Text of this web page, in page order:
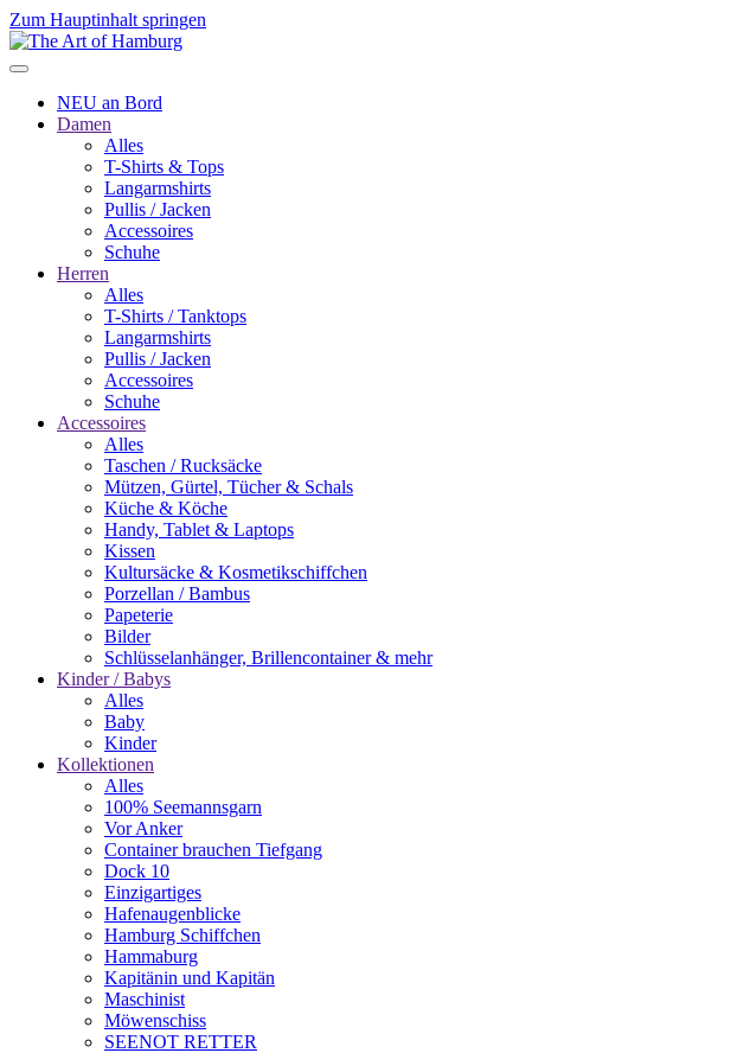
Zum Hauptinhalt springen
NEU an Bord
Damen
Alles
T-Shirts & Tops
Langarmshirts
Pullis / Jacken
Accessoires
Schuhe
Herren
Alles
T-Shirts / Tanktops
Langarmshirts
Pullis / Jacken
Accessoires
Schuhe
Accessoires
Alles
Taschen / Rucksäcke
Mützen, Gürtel, Tücher & Schals
Küche & Köche
Handy, Tablet & Laptops
Kissen
Kultursäcke & Kosmetikschiffchen
Porzellan / Bambus
Papeterie
Bilder
Schlüsselanhänger, Brillencontainer & mehr
Kinder / Babys
Alles
Baby
Kinder
Kollektionen
Alles
100% Seemannsgarn
Vor Anker
Container brauchen Tiefgang
Dock 10
Einzigartiges
Hafenaugen­blicke
Hamburg Schiffchen
Hammaburg
Kapitänin und Kapitän
Maschinist
Möwenschiss
SEENOT RETTER